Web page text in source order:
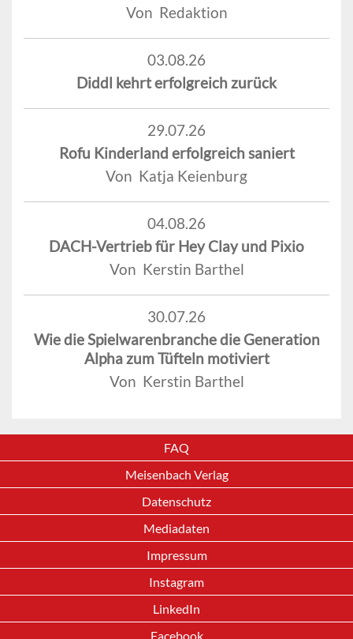
Von Redaktion
03.08.26
Diddl kehrt erfolgreich zurück
29.07.26
Rofu Kinderland erfolgreich saniert
Von Katja Keienburg
04.08.26
DACH-Vertrieb für Hey Clay und Pixio
Von Kerstin Barthel
30.07.26
Wie die Spielwarenbranche die Generation
Alpha zum Tüfteln motiviert
Von Kerstin Barthel
FAQ
Meisenbach Verlag
Datenschutz
Mediadaten
Impressum
Instagram
LinkedIn
Facebook